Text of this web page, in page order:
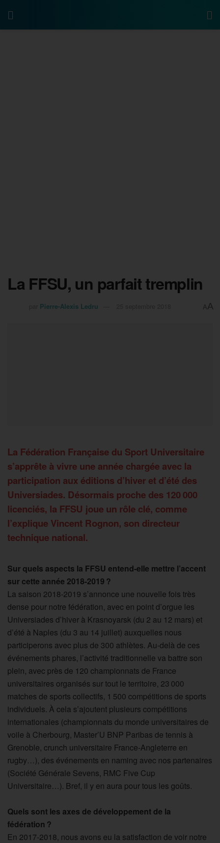
La FFSU, un parfait tremplin
Pierre-Alexis Ledru AA
La Fédération Française du Sport Universitaire
s’apprête à vivre une année chargée avec la
participation aux éditions d’hiver et d’été des
Universiades. Désormais proche des 120 000
licenciés, la FFSU joue un rôle clé, comme
l’explique Vincent Rognon, son directeur
technique national.
Sur quels aspects la FFSU entend-elle mettre l’accent
sur cette année 2018-2019 ?
La saison 2018-2019 s’annonce une nouvelle fois très
dense pour notre fédération, avec en point d’orgue les
Universiades d’hiver à Krasnoyarsk (du 2 au 12 mars) et
d’été à Naples (du 3 au 14 juillet) auxquelles nous
participerons avec plus de 300 athlètes. Au-delà de ces
événements phares, l’activité traditionnelle va battre son
plein, avec près de 120 championnats de France
universitaires organisés sur tout le territoire, 23 000
matches de sports collectifs, 1 500 compétitions de sports
individuels. À cela s’ajoutent plusieurs compétitions
internationales (championnats du monde universitaires de
voile à Cherbourg, Master’U BNP Paribas de tennis à
Grenoble, crunch universitaire France-Angleterre en
rugby…), des événements en naming avec nos partenaires
(Société Générale Sevens, RMC Five Cup
Universitaire…). Bref, il y en aura pour tous les goûts.
Quels sont les axes de développement de la
fédération ?
En 2017-2018, nous avons eu la satisfaction de voir notre